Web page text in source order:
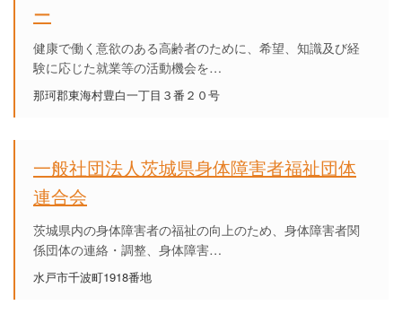
ー
健康で働く意欲のある高齢者のために、希望、知識及び経
験に応じた就業等の活動機会を…
那珂郡東海村豊白一丁目３番２０号
一般社団法人茨城県身体障害者福祉団体
連合会
茨城県内の身体障害者の福祉の向上のため、身体障害者関
係団体の連絡・調整、身体障害…
水戸市千波町1918番地